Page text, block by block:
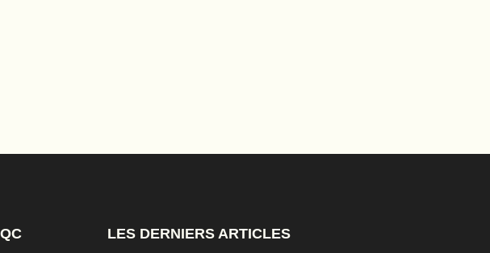
LES DERNIERS ARTICLES